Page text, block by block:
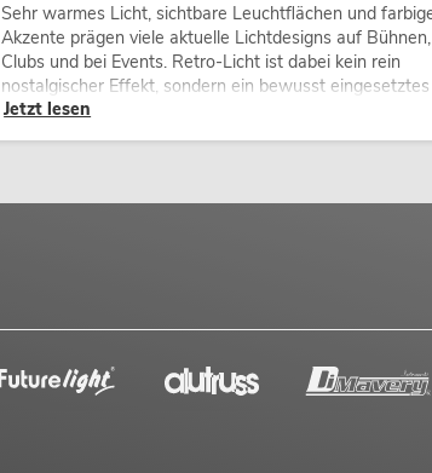
Sehr warmes Licht, sichtbare Leuchtflächen und
Akzente prägen viele aktuelle Lichtdesigns auf
Clubs und bei Events. Retro-Licht ist dabei kein rein
nostalgischer Effekt, sondern ein bewusst eingesetztes
Gestaltungsmittel: Es schafft Atmosphäre, gibt Szenen
Charakter und kann technische LED-Setups
Jetzt lesen